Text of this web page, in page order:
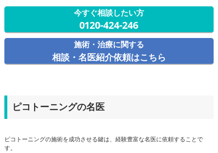
今すぐ相談したい方
0120-424-246
施術・治療に関する
相談・名医紹介依頼はこちら
ピコトーニングの名医
ピコトーニングの施術を成功させる鍵は、経験豊富な名医に依頼することで
す。